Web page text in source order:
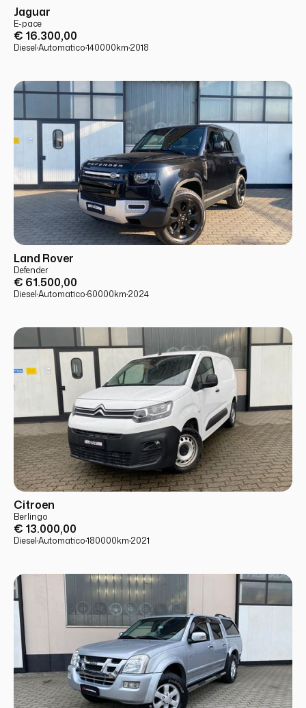
Jaguar
E-pace
€ 16.300,00
Diesel·Automatico·140000km·2018
USATO
Land Rover
Defender
€ 61.500,00
Diesel·Automatico·60000km·2024
USATO
Citroen
Berlingo
€ 13.000,00
Diesel·Automatico·180000km·2021